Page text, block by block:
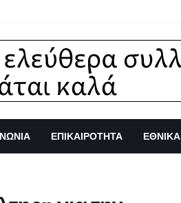
ΕΠΙΚΑΙΡΟΤΗΤΑ ΕΘΝΙΚΑ